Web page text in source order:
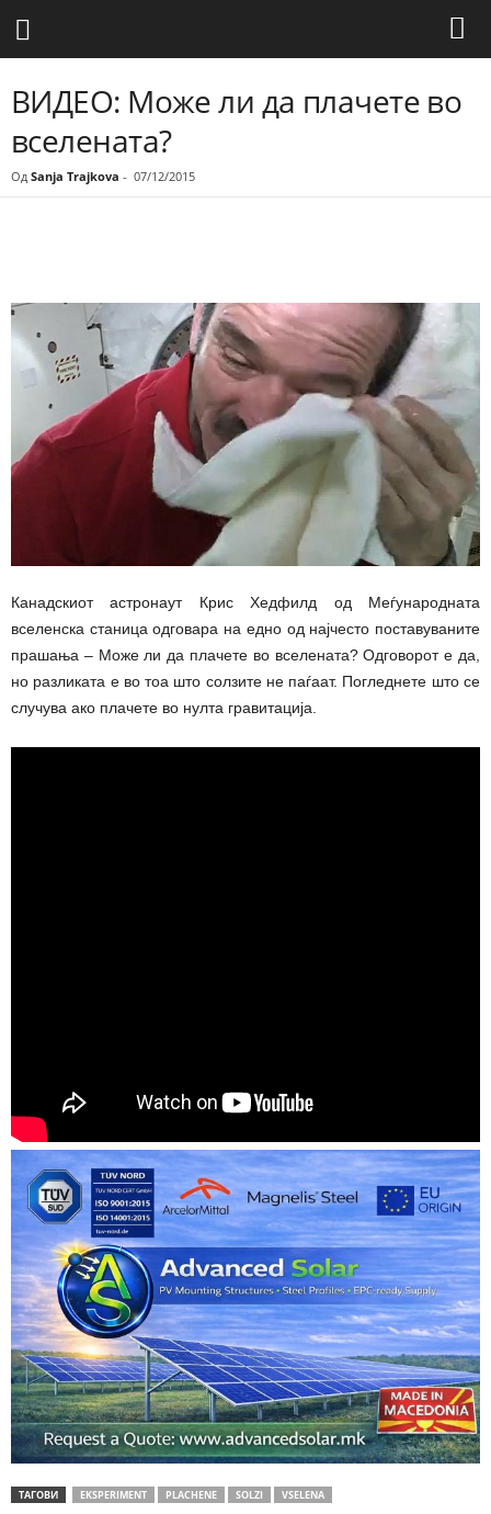
ВИДЕО: Може ли да плачете во
вселената?
Од Sanja Trajkova - 07/12/2015
Канадскиот астронаут Крис Хедфилд од Меѓународната
вселенска станица одговара на едно од најчесто поставуваните
прашања – Може ли да плачете во вселената? Одговорот е да,
но разликата е во тоа што солзите не паѓаат. Погледнете што се
случува ако плачете во нулта гравитација.
ТАГОВИ EKSPERIMENT PLACHENE SOLZI VSELENA